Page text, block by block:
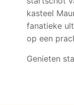
kasteel
fanatieke
op een
Genieten